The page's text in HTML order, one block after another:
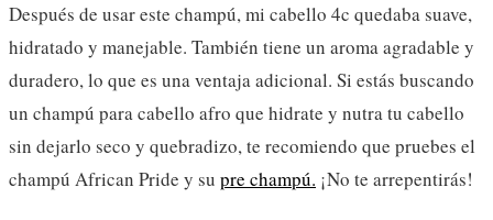
Después de usar este champú, mi cabello 4c quedaba suave,
hidratado y manejable. También tiene un aroma agradable y
duradero, lo que es una ventaja adicional. Si estás buscando
un champú para cabello afro que hidrate y nutra tu cabello
sin dejarlo seco y quebradizo, te recomiendo que pruebes el
champú African Pride y su pre champú. ¡No te arrepentirás!